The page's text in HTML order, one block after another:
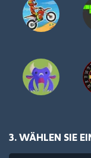
3. WÄHLEN SIE